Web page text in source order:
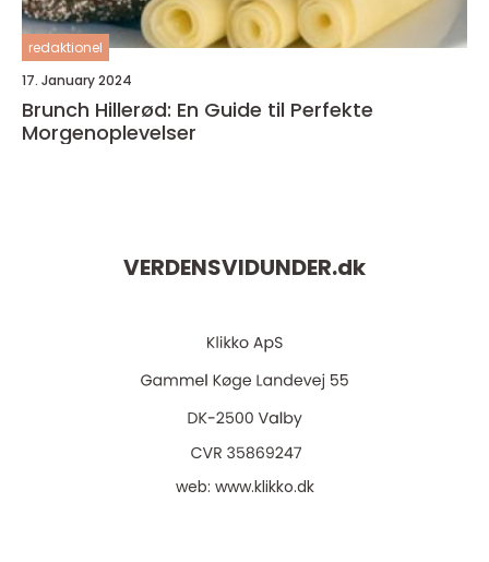
redaktionel
17. January 2024
Brunch Hillerød: En Guide til Perfekte
Morgenoplevelser
VERDENSVIDUNDER.dk
web: www.klikko.dk